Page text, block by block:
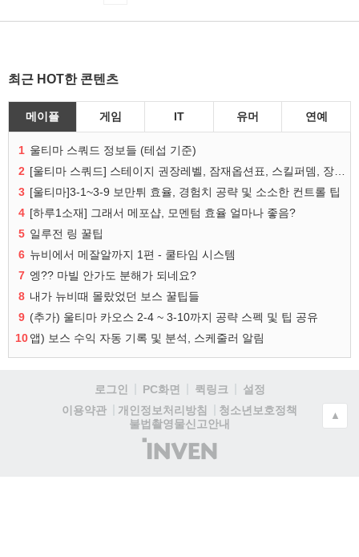
최근 HOT한 콘텐츠
메이플 게임 IT 유머 연예
1 울티마 스쿼드 정보들 (테섭 기준)
2
3 [울티마]3-1~3-9 보만튀 효율, 경험치 공략 및 소소한 컨트롤 팁
4 [하루1소재] 그래서 메포샵, 모멘텀 효율 얼마나 좋음?
5 일루전 링 꿀팁
6 뉴비에서 메잘알까지 1편 - 쿨타임 시스템
7 엥?? 마빌 안가도 분해가 되네요?
8 내가 뉴비때 몰랐었던 보스 꿀팁들
9 (추가) 울티마 카오스 2-4 ~ 3-10까지 공략 스펙 및 팁 공유
10앱) 보스 수익 자동 기록 및 분석, 스케줄러 알림
로그인 PC화면 퀵링크
설정
이용약관
개인정보처리방침
청소년보호정책
불법촬영물신고안내
(주)
인
▲